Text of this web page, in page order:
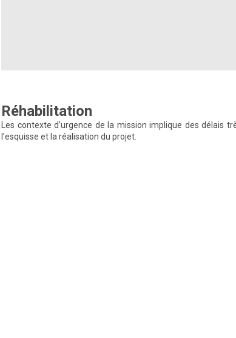
Réhabilitation
Les contexte d’urgence de la mission implique des délais
l’esquisse et la réalisation du projet.